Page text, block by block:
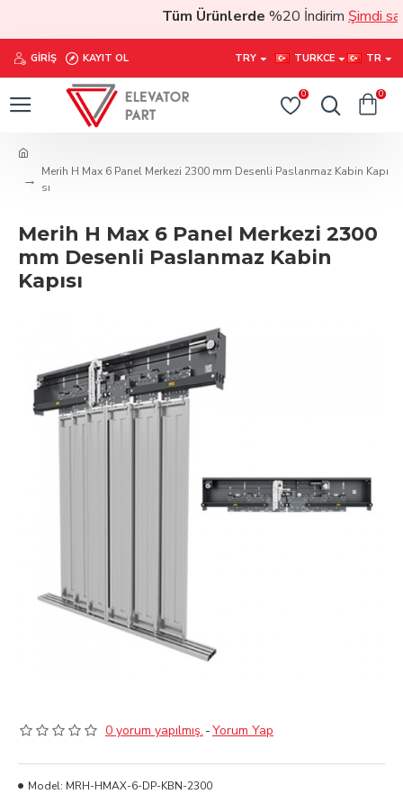
Tüm Ürünlerde%20 İndirimŞimdi
GIRIŞ KAYIT OL TRY TURKCE TR
0 0
Merih H Max 6 Panel Merkezi 2300 mm Desenli Paslanmaz Kabin Kapı
sı
Merih H Max 6 Panel Merkezi 2300
mm Desenli Paslanmaz Kabin
Kapısı
0 yorum yapılmış. -Yorum Yap
Model: MRH-HMAX-6-DP-KBN-2300